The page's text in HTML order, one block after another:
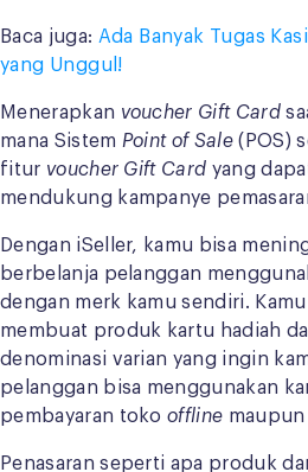
Baca juga: Ada Banyak Tugas
yang Unggul!
Menerapkan voucher Gift Card
mana Sistem Point of Sale (POS)
fitur voucher Gift Card yang
mendukung kampanye
Dengan iSeller, kamu bisa
berbelanja pelanggan
dengan merk kamu sendiri.
membuat produk kartu hadiah
denominasi varian yang ingin
pelanggan bisa menggunakan
pembayaran tokooffline
Penasaran seperti apa produk